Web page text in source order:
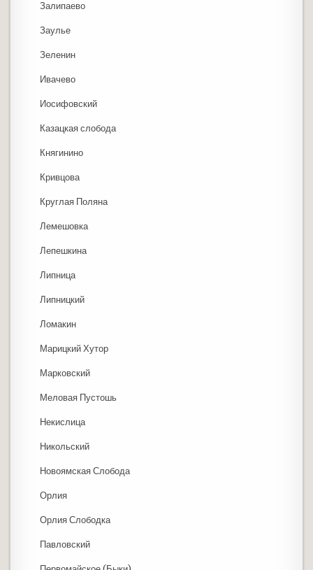
Залипаево
Заулье
Зеленин
Ивачево
Иосифовский
Казацкая слобода
Княгинино
Кривцова
Круглая Поляна
Лемешовка
Лепешкина
Липница
Липницкий
Ломакин
Марицкий Хутор
Марковский
Меловая Пустошь
Некислица
Никольский
Новоямская Слобода
Орлия
Орлия Слободка
Павловский